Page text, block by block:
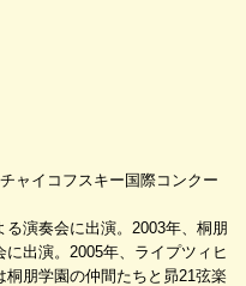
ャイコフスキー国際コンクー
演奏会に出演。2003年、桐朋
出演。2005年、ライプツィヒ
朋学園の仲間たちと昴21弦楽